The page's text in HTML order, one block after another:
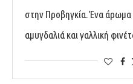
στην Προβηγκία. Ένα άρωμα
αμυγδαλιά και γαλλική